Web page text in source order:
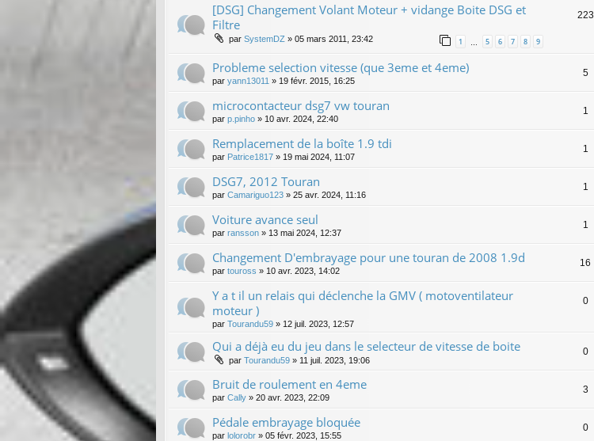
[DSG] Changement Volant Moteur + vidange Boite DSG et
Filtre
par SystemDZ » 05 mars 2011, 23:42 1 5 6 7 8 9
223
Probleme selection vitesse (que 3eme et 4eme)
par yann13011 » 19 févr. 2015, 16:25
5
microcontacteur dsg7 vw touran
par p.pinho » 10 avr. 2024, 22:40
1
Remplacement de la boîte 1.9 tdi
par Patrice1817 » 19 mai 2024, 11:07
1
DSG7, 2012 Touran
par Camariguo123 » 25 avr. 2024, 11:16
1
Voiture avance seul
par ransson » 13 mai 2024, 12:37
1
Changement D'embrayage pour une touran de 2008 1.9d
par touross » 10 avr. 2023, 14:02
16
Y a t il un relais qui déclenche la GMV ( motoventilateur
moteur )
par Tourandu59 » 12 juil. 2023, 12:57
0
Qui a déjà eu du jeu dans le selecteur de vitesse de boite
par Tourandu59 » 11 juil. 2023, 19:06
0
Bruit de roulement en 4eme
par Cally » 20 avr. 2023, 22:09
3
Pédale embrayage bloquée
par lolorobr » 05 févr. 2023, 15:55
0